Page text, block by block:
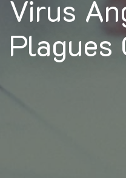
Virus
Plagues